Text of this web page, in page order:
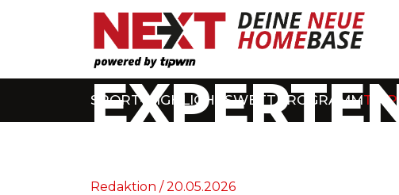
SPORT-HIGHLIGHTSWETTPROGRAMM
Redaktion / 20.05.2026